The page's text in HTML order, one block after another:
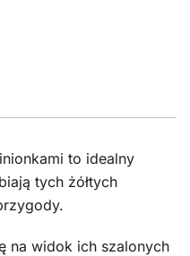
to idealny
tych żółtych
na widok ich szalonych